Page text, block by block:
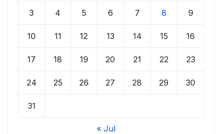
3 4 5 6 7 8 9
10 11 12 13 14 15 16
17 18 19 20 21 22 23
24 25 26 27 28 29 30
31
« Jul